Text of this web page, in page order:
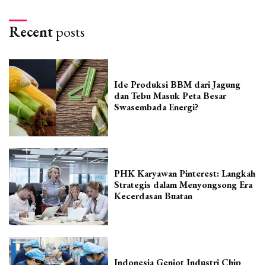
Recentposts
Ide Produksi BBM dari Jagung
dan Tebu Masuk Peta Besar
Swasembada Energi?
PHK Karyawan Pinterest: Langkah
Strategis dalam Menyongsong Era
Kecerdasan Buatan
Indonesia Genjot Industri Chip